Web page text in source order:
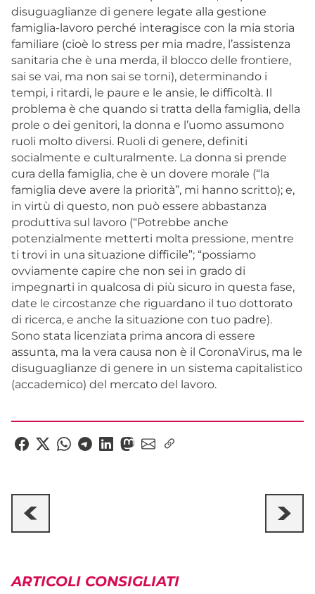
disuguaglianze di genere legate alla gestione
famiglia-lavoro perché interagisce con la mia storia
familiare (cioè lo stress per mia madre, l’assistenza
sanitaria che è una merda, il blocco delle frontiere,
sai se vai, ma non sai se torni), determinando i
tempi, i ritardi, le paure e le ansie, le difficoltà. Il
problema è che quando si tratta della famiglia, della
prole o dei genitori, la donna e l’uomo assumono
ruoli molto diversi. Ruoli di genere, definiti
socialmente e culturalmente. La donna si prende
cura della famiglia, che è un dovere morale (“la
famiglia deve avere la priorità”, mi hanno scritto); e,
in virtù di questo, non può essere abbastanza
produttiva sul lavoro (“Potrebbe anche
potenzialmente metterti molta pressione, mentre
ti trovi in una situazione difficile”; “possiamo
ovviamente capire che non sei in grado di
impegnarti in qualcosa di più sicuro in questa fase,
date le circostanze che riguardano il tuo dottorato
di ricerca, e anche la situazione con tuo padre).
Sono stata licenziata prima ancora di essere
assunta, ma la vera causa non è il CoronaVirus, ma le
disuguaglianze di genere in un sistema capitalistico
(accademico) del mercato del lavoro.
ARTICOLI CONSIGLIATI